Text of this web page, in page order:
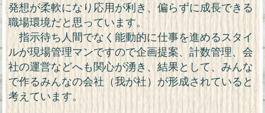
発想が柔軟になり応用が利き、偏らずに成長できる
職場環境だと思っています。
指示待ち人間でなく能動的に仕事を進めるスタイ
ルが現場管理マンですので企画提案、計数管理、会
社の運営などへも関心が湧き、結果として、みんな
で作るみんなの会社（我が社）が形成されていると
考えています。